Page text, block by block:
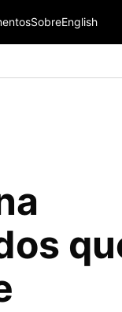
SobreEnglish